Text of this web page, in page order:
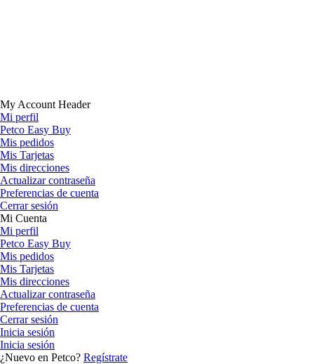
My Account Header
Mi perfil
Petco Easy Buy
Mis pedidos
Mis Tarjetas
Mis direcciones
Actualizar contraseña
Preferencias de cuenta
Cerrar sesión
Mi Cuenta
Mi perfil
Petco Easy Buy
Mis pedidos
Mis Tarjetas
Mis direcciones
Actualizar contraseña
Preferencias de cuenta
Cerrar sesión
Inicia sesión
Inicia sesión
¿Nuevo en Petco? Regístrate